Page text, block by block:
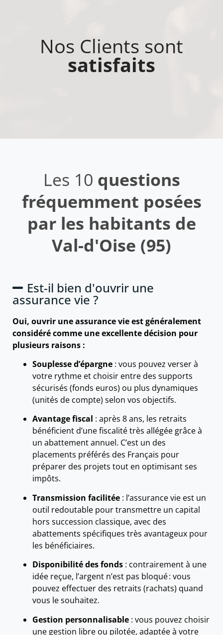
Nos Clients sont
satisfaits
Les 10 questions
fréquemment posées
par les habitants de
Val-d'Oise (95)
Est-il bien d'ouvrir une
assurance vie ?
Oui, ouvrir une assurance vie est généralement
considéré comme une excellente décision pour
plusieurs raisons :
Souplesse d’épargne : vous pouvez verser à
votre rythme et choisir entre des supports
sécurisés (fonds euros) ou plus dynamiques
(unités de compte) selon vos objectifs.
Avantage fiscal : après 8 ans, les retraits
bénéficient d’une fiscalité très allégée grâce à
un abattement annuel. C’est un des
placements préférés des Français pour
préparer des projets tout en optimisant ses
impôts.
Transmission facilitée : l’assurance vie est un
outil redoutable pour transmettre un capital
hors succession classique, avec des
abattements spécifiques très avantageux pour
les bénéficiaires.
Disponibilité des fonds : contrairement à une
idée reçue, l’argent n’est pas bloqué : vous
pouvez effectuer des retraits (rachats) quand
vous le souhaitez.
Gestion personnalisable : vous pouvez choisir
une gestion libre ou pilotée, adaptée à votre